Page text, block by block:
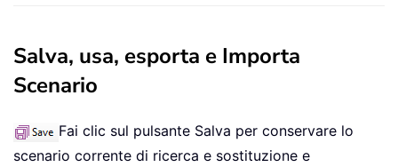
Salva, usa, esporta e Importa
Scenario
Fai clic sul pulsante Salva per conservare lo
scenario corrente di ricerca e sostituzione e